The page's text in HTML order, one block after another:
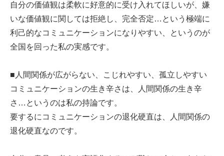
自分の価値観は柔軟に好意的に受け入れてほしいが、嫌
いな価値観に関しては拒絶し、完全否定…という極端に
利己的なコミュニケーションになりやすい、というのが
全国を回った私の実感です。
■人間関係が広がらない、こじれやすい、孤立しやすい
コミュニケーションの生き辛さは、人間関係の生き辛
さ…というのは私の持論です。
要するにコミュニケーションの退化硬直は、人間関係の
退化硬直なのです。